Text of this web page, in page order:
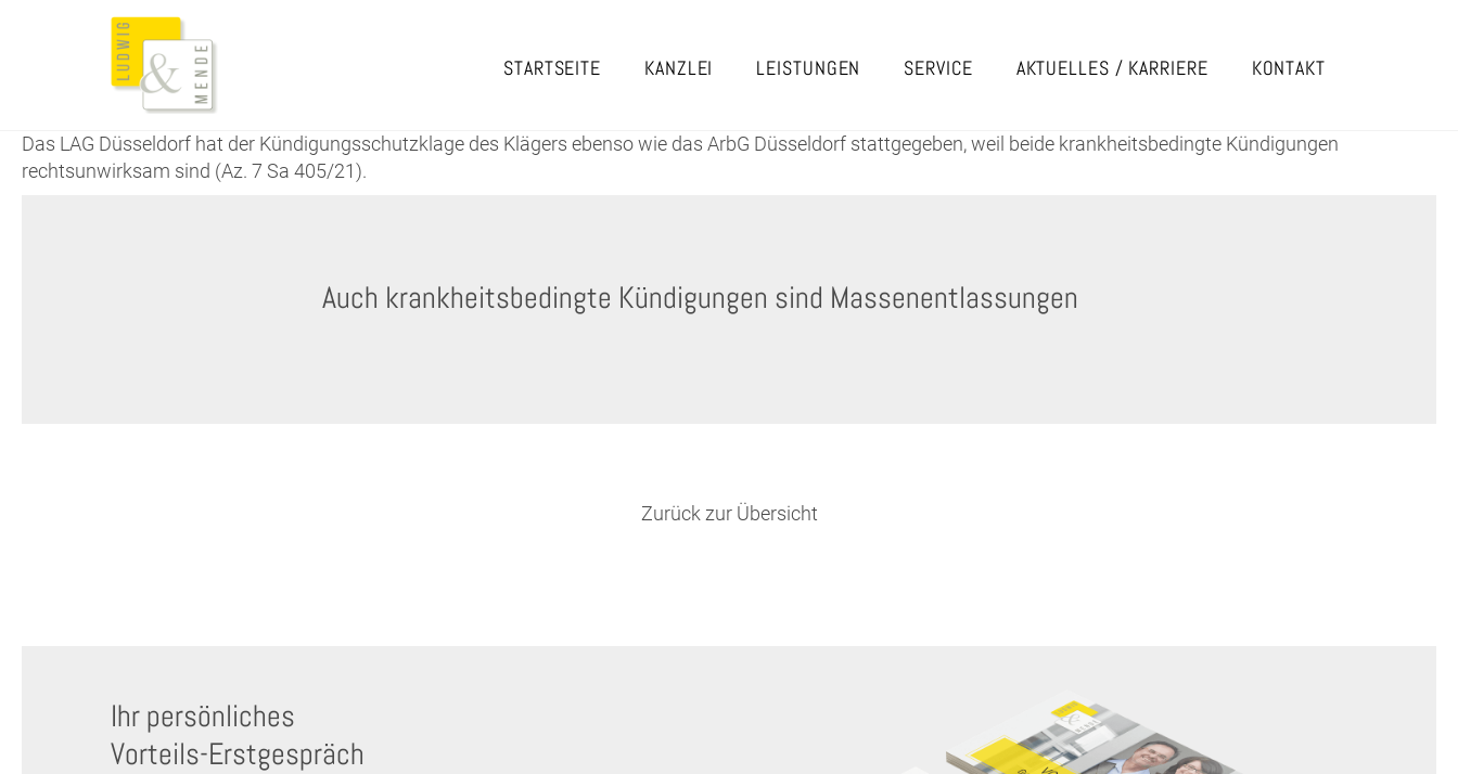
STARTSEITE KANZLEI LEISTUNGEN SERVICE AKTUELLES / KARRIERE KONTAKT
Das LAG Düsseldorf hat der Kündigungsschutzklage des Klägers ebenso wie das ArbG Düsseldorf stattgegeben, weil beide krankheitsbedingte Kündigungen
rechtsunwirksam sind (Az. 7 Sa 405/21).
Auch krankheitsbedingte Kündigungen sind Massenentlassungen
Zurück zur Übersicht
Ihr persönliches
Vorteils-Erstgespräch